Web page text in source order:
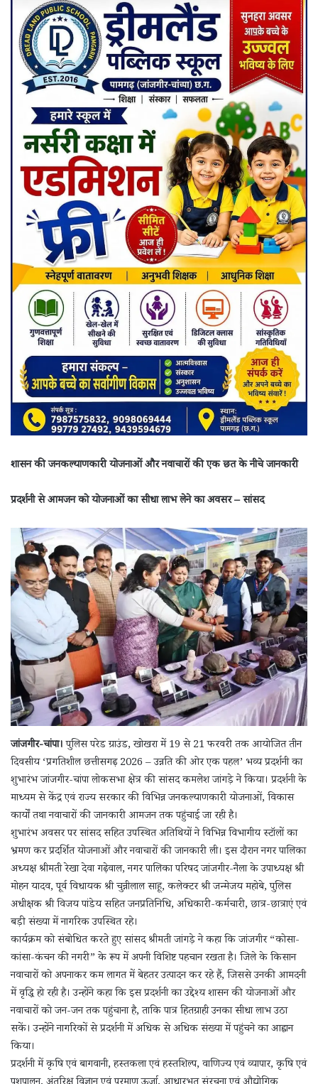
शासन की जनकल्याणकारी योजनाओं और नवाचारों की एक छत के नीचे जानकारी
प्रदर्शनी से आमजन को योजनाओं का सीधा लाभ लेने का अवसर – सांसद
जांजगीर-चांपा।पुलिस परेड ग्राउंड, खोखरा में 19 से 21 फरवरी तक आयोजित तीन
दिवसीय ‘प्रगतिशील छत्तीसगढ़ 2026 – उन्नति की ओर एक पहल’ भव्य प्रदर्शनी का
शुभारंभ जांजगीर-चांपा लोकसभा क्षेत्र की सांसद कमलेश जांगड़े ने किया। प्रदर्शनी के
माध्यम से केंद्र एवं राज्य सरकार की विभिन्न जनकल्याणकारी योजनाओं, विकास
कार्यों तथा नवाचारों की जानकारी आमजन तक पहुंचाई जा रही है।
शुभारंभ अवसर पर सांसद सहित उपस्थित अतिथियों ने विभिन्न विभागीय स्टॉलों का
भ्रमण कर प्रदर्शित योजनाओं और नवाचारों की जानकारी ली। इस दौरान नगर पालिका
अध्यक्ष श्रीमती रेखा देवा गढ़ेवाल, नगर पालिका परिषद जांजगीर-नैला के उपाध्यक्ष श्री
मोहन यादव, पूर्व विधायक श्री चुन्नीलाल साहू, कलेक्टर श्री जन्मेजय महोबे, पुलिस
अधीक्षक श्री विजय पांडेय सहित जनप्रतिनिधि, अधिकारी-कर्मचारी, छात्र-छात्राएं एवं
बड़ी संख्या में नागरिक उपस्थित रहे।
कार्यक्रम को संबोधित करते हुए सांसद श्रीमती जांगड़े ने कहा कि जांजगीर “कोसा-
कांसा-कंचन की नगरी” के रूप में अपनी विशिष्ट पहचान रखता है। जिले के किसान
नवाचारों को अपनाकर कम लागत में बेहतर उत्पादन कर रहे हैं, जिससे उनकी आमदनी
में वृद्धि हो रही है। उन्होंने कहा कि इस प्रदर्शनी का उद्देश्य शासन की योजनाओं और
नवाचारों को जन-जन तक पहुंचाना है, ताकि पात्र हितग्राही उनका सीधा लाभ उठा
सकें। उन्होंने नागरिकों से प्रदर्शनी में अधिक से अधिक संख्या में पहुंचने का आह्वान
किया।
प्रदर्शनी में कृषि एवं बागवानी, हस्तकला एवं हस्तशिल्प, वाणिज्य एवं व्यापार, कृषि एवं